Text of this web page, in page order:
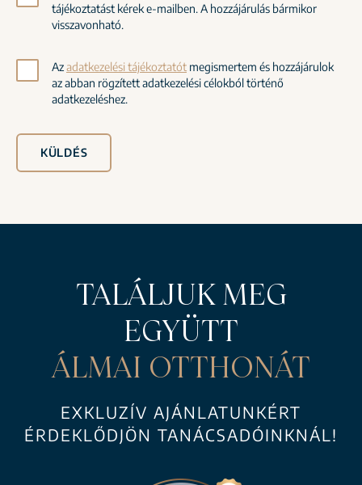
tájékoztatást kérek e-mailben. A hozzájárulás bármikor
visszavonható.
Azadatkezelési tájékoztatót megismertem és hozzájárulok
az abban rögzített adatkezelési célokból történő
adatkezeléshez.
KÜLDÉS
TALÁLJUK MEG
EGYÜTT
ÁLMAI OTTHONÁT
EXKLUZÍV AJÁNLATUNKÉRT
ÉRDEKLŐDJÖN TANÁCSADÓINKNÁL!